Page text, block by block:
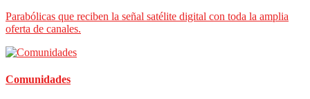
Parabólicas que reciben la señal satélite digital con toda la amplia
oferta de canales.
Comunidades